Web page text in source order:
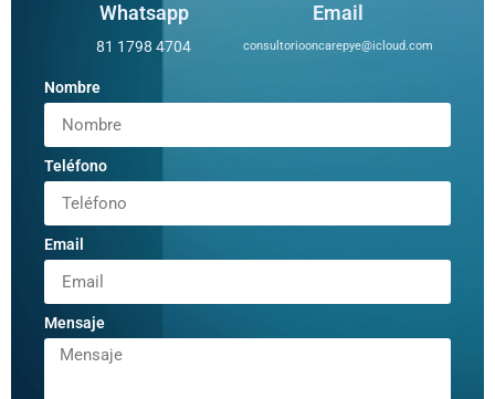
Whatsapp
81 1798 4704
Email
consultoriooncarepye@icloud.com
Nombre
Teléfono
Email
Mensaje